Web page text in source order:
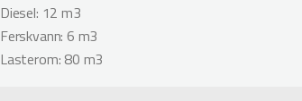
Diesel: 12 m3
Ferskvann: 6 m3
Lasterom: 80 m3